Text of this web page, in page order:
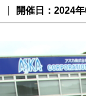
開催日：2024